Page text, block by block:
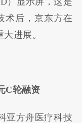
术后，京东方在
进展。
C轮融资
亚方舟医疗科技